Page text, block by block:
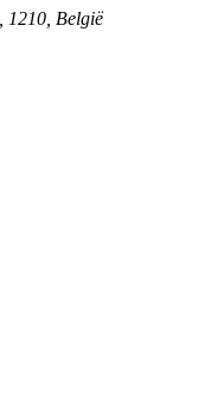
1210 België